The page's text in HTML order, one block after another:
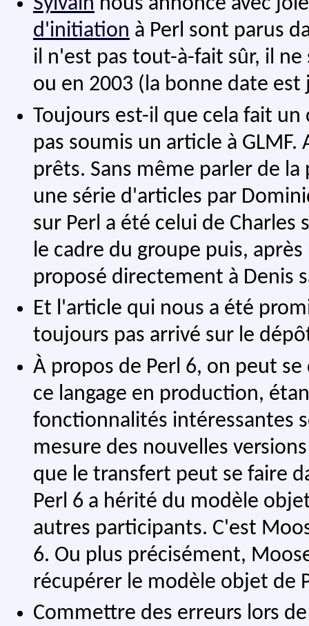
Sylvain nous annonce avec
d'initiation à Perl sont parus
il n'est pas tout-à-fait sûr, il
ou en 2003 (la bonne date
Toujours est-il que cela fait
pas soumis un article à
prêts. Sans même parler de
une série d'articles par
sur Perl a été celui de Charles
le cadre du groupe puis,
proposé directement à Denis
Et l'article qui nous a été
toujours pas arrivé sur le
À propos de Perl 6, on peut
ce langage en production,
fonctionnalités intéressantes
mesure des nouvelles
que le transfert peut se faire
Perl 6 a hérité du modèle
autres participants. C'est
6. Ou plus précisément,
récupérer le modèle objet de
Commettre des erreurs lors